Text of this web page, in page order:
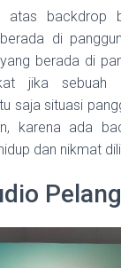
atas backdrop
di
berada di
jika sebuah
saja situasi
karena ada
dan nikmat